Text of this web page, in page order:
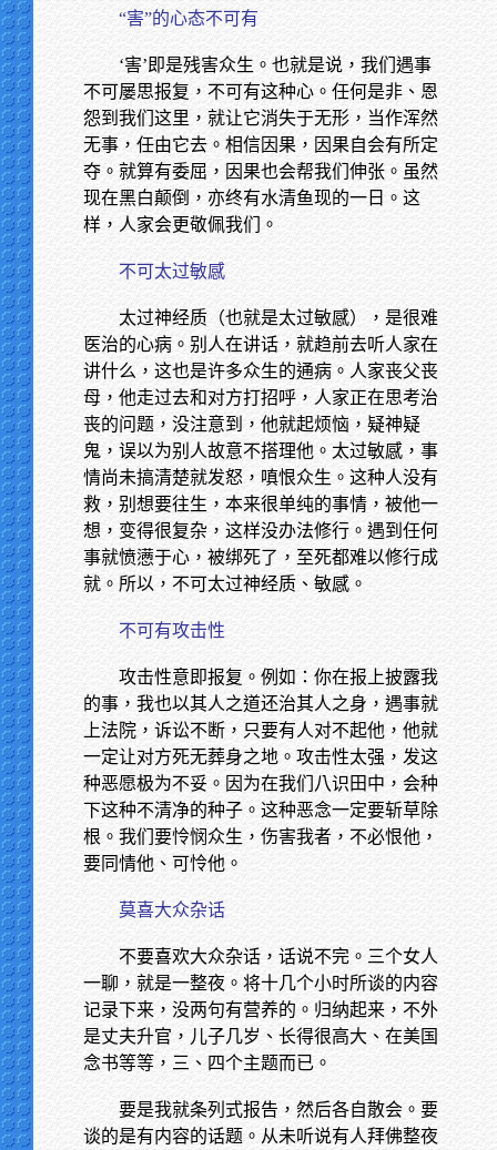
“害”的心态不可有
‘害’即是残害众生。也就是说，我们遇事
不可屡思报复，不可有这种心。任何是非、恩
怨到我们这里，就让它消失于无形，当作浑然
无事，任由它去。相信因果，因果自会有所定
夺。就算有委屈，因果也会帮我们伸张。虽然
现在黑白颠倒，亦终有水清鱼现的一日。这
样，人家会更敬佩我们。
不可太过敏感
太过神经质（也就是太过敏感），是很难
医治的心病。别人在讲话，就趋前去听人家在
讲什么，这也是许多众生的通病。人家丧父丧
母，他走过去和对方打招呼，人家正在思考治
丧的问题，没注意到，他就起烦恼，疑神疑
鬼，误以为别人故意不搭理他。太过敏感，事
情尚未搞清楚就发怒，嗔恨众生。这种人没有
救，别想要往生，本来很单纯的事情，被他一
想，变得很复杂，这样没办法修行。遇到任何
事就愤懑于心，被绑死了，至死都难以修行成
就。所以，不可太过神经质、敏感。
不可有攻击性
攻击性意即报复。例如：你在报上披露我
的事，我也以其人之道还治其人之身，遇事就
上法院，诉讼不断，只要有人对不起他，他就
一定让对方死无葬身之地。攻击性太强，发这
种恶愿极为不妥。因为在我们八识田中，会种
下这种不清净的种子。这种恶念一定要斩草除
根。我们要怜悯众生，伤害我者，不必恨他，
要同情他、可怜他。
莫喜大众杂话
不要喜欢大众杂话，话说不完。三个女人
一聊，就是一整夜。将十几个小时所谈的内容
记录下来，没两句有营养的。归纳起来，不外
是丈夫升官，儿子几岁、长得很高大、在美国
念书等等，三、四个主题而已。
要是我就条列式报告，然后各自散会。要
谈的是有内容的话题。从未听说有人拜佛整夜